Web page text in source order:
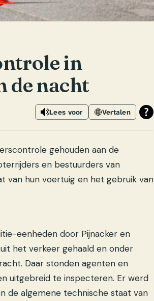
in
de nacht
Lees voor Vertalen
gehouden aan de
en bestuurders van
van hun voertuig en het gebruik van
eenheden door Pijnacker en
het verkeer gehaald en onder
Daar stonden agenten en
uitgebreid te inspecteren. Er werd
de algemene technische staat van